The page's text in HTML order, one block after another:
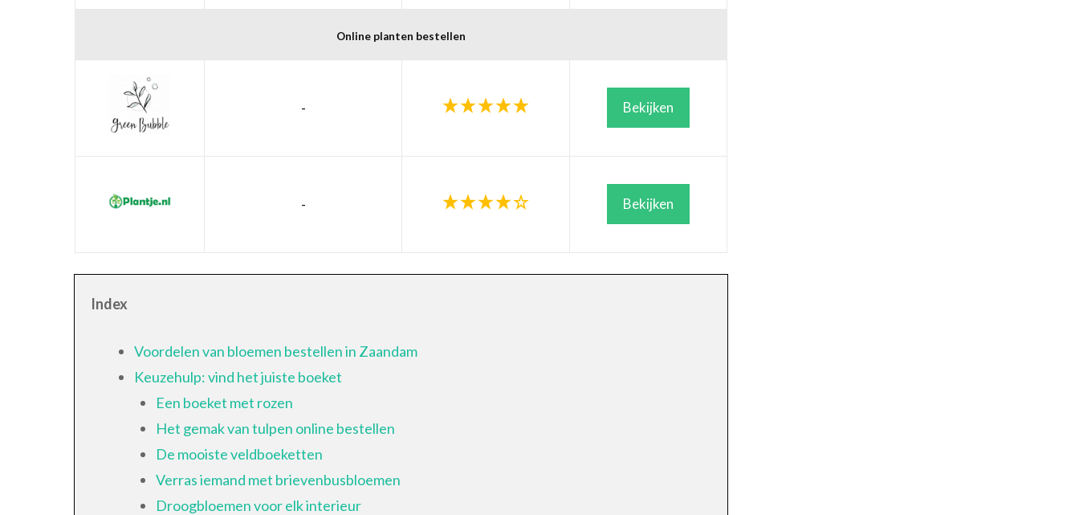
Online planten bestellen
- Bekijken
- Bekijken
Index
Voordelen van bloemen bestellen in Zaandam
Keuzehulp: vind het juiste boeket
Een boeket met rozen
Het gemak van tulpen online bestellen
De mooiste veldboeketten
Verras iemand met brievenbusbloemen
Droogbloemen voor elk interieur